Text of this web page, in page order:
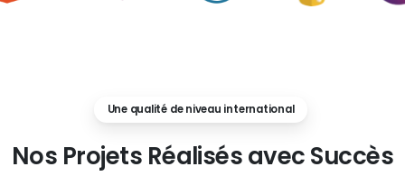
Une qualité de niveau international
Nos Projets RéalisésavecSuccès